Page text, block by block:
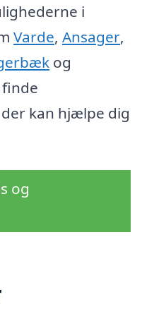
i
Varde, Ansager,
og
kan hjælpe dig
og